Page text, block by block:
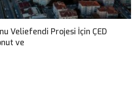
Veliefendi Projesi İçin ÇED
ve